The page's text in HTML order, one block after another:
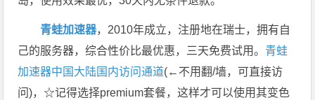
青蛙加速器，2010年成立，注册地在瑞士，拥有自
己的服务器，综合性价比最优惠，三天免费试用。 青蛙
加速器中国大陆国内访问通道(←不用翻/墙，可直接访
问)，☆记得选择premium套餐，这样才可以使用其变色